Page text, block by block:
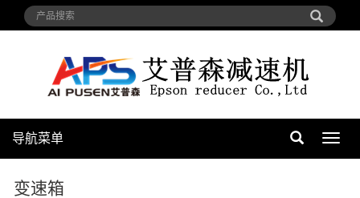
导
导航菜单
变速箱